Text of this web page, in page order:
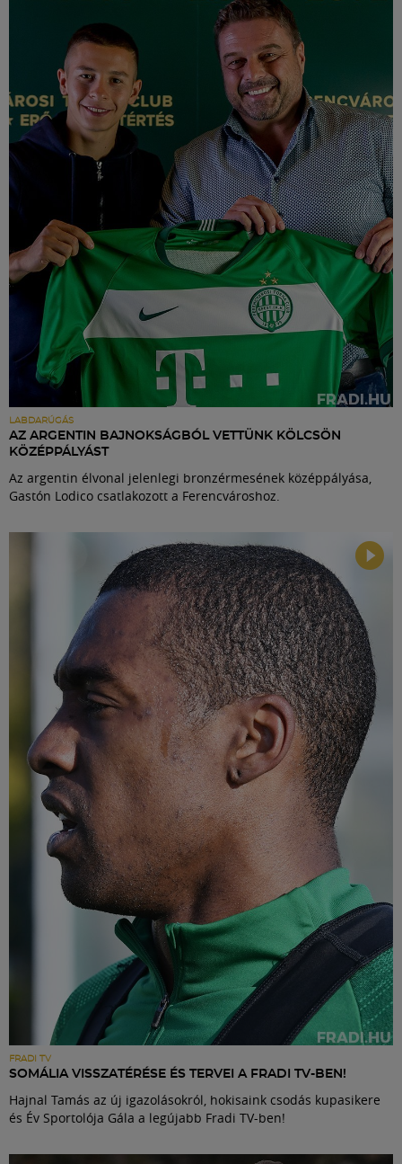
LABDARÚGÁS
AZ ARGENTIN BAJNOKSÁGBÓL VETTÜNK KÖLCSÖN
KÖZÉPPÁLYÁST
Az argentin élvonal jelenlegi bronzérmesének középpályása,
Gastón Lodico csatlakozott a Ferencvároshoz.
FRADI TV
SOMÁLIA VISSZATÉRÉSE ÉS TERVEI A FRADI TV-BEN!
Hajnal Tamás az új igazolásokról, hokisaink csodás kupasikere
és Év Sportolója Gála a legújabb Fradi TV-ben!